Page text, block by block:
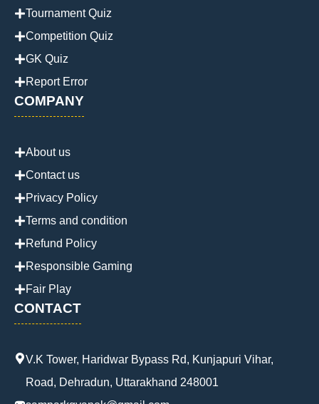
Tournament Quiz
Competition Quiz
GK Quiz
Report Error
COMPANY
About us
Contact us
Privacy Policy
Terms and condition
Refund Policy
Responsible Gaming
Fair Play
CONTACT
V.K Tower, Haridwar Bypass Rd, Kunjapuri Vihar,
Road, Dehradun, Uttarakhand 248001